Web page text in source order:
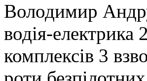
Володимир
водія-електрика
комплексів 3